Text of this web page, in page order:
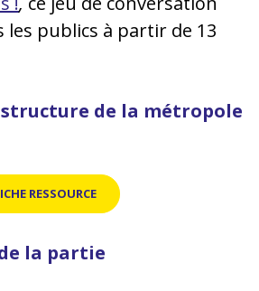
les publics à partir de 13
structure de la métropole
RESSOURCE
la partie